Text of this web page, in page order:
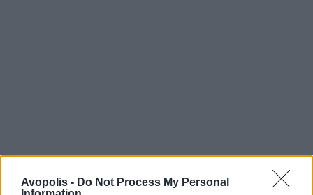
Avopolis - Do Not Process My Personal